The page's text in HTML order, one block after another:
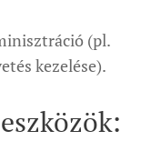
(pl.
kezelése).